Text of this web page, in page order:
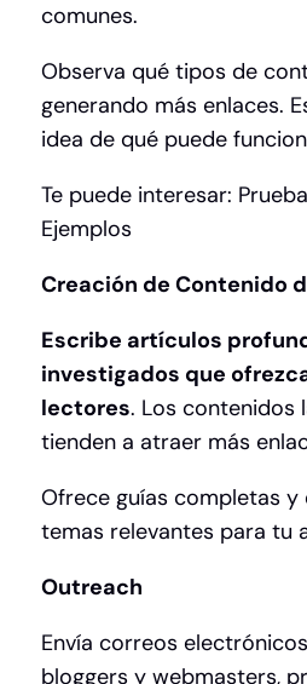
comunes.
Observa qué tipos de
generando más enlaces.
idea de qué puede
Te puede interesar:
Ejemplos
Creación de Contenido
Escribe artículos
investigados que
lectores. Los contenidos
tienden a atraer más
Ofrece guías completas y
temas relevantes para tu
Outreach
Envía correos
bloggers y webmasters,